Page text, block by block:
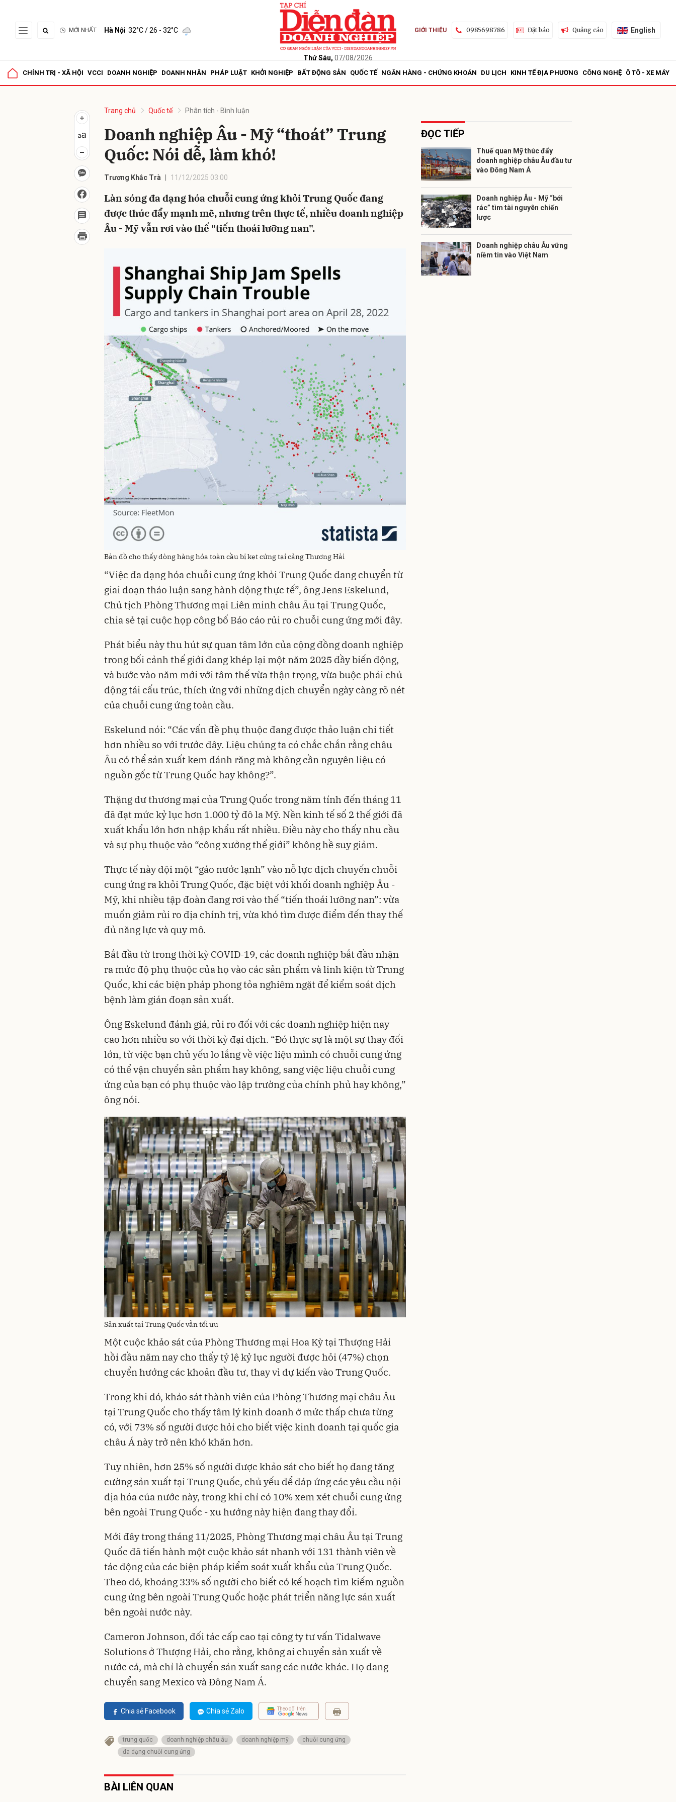
MỚI NHẤT Hà Nội 32°C/ 26 - 32°C
Thứ Sáu, 07/08/2026
GIỚI THIỆU 0985698786 Đặt báo Quảng cáo English
CHÍNH TRỊ - XÃ HỘI VCCI DOANH NGHIỆP DOANH NHÂN PHÁP LUẬT KHỞI NGHIỆP BẤT ĐỘNG SẢN QUỐC TẾ NGÂN HÀNG - CHỨNG KHOÁN DU LỊCH KINH TẾ ĐỊA PHƯƠNG CÔNG NGHỆ Ô TÔ - XE MÁY
Trang chủ Quốc tế Phân tích - Bình luận
Doanh nghiệp Âu - Mỹ “thoát” Trung
Quốc: Nói dễ, làm khó!
Trương Khắc Trà 11/12/2025 03:00
Làn sóng đa dạng hóa chuỗi cung ứng khỏi Trung Quốc đang
được thúc đẩy mạnh mẽ, nhưng trên thực tế, nhiều doanh nghiệp
Âu - Mỹ vẫn rơi vào thế "tiến thoái lưỡng nan".
Bản đồ cho thấy dòng hàng hóa toàn cầu bị kẹt cứng tại cảng Thương Hải
“Việc đa dạng hóa chuỗi cung ứng khỏi Trung Quốc đang chuyển từ
giai đoạn thảo luận sang hành động thực tế”, ông Jens Eskelund,
Chủ tịch Phòng Thương mại Liên minh châu Âu tại Trung Quốc,
chia sẻ tại cuộc họp công bố Báo cáo rủi ro chuỗi cung ứng mới đây.
Phát biểu này thu hút sự quan tâm lớn của cộng đồng doanh nghiệp
trong bối cảnh thế giới đang khép lại một năm 2025 đầy biến động,
và bước vào năm mới với tâm thế vừa thận trọng, vừa buộc phải chủ
động tái cấu trúc, thích ứng với những dịch chuyển ngày càng rõ nét
của chuỗi cung ứng toàn cầu.
Eskelund nói: “Các vấn đề phụ thuộc đang được thảo luận chi tiết
hơn nhiều so với trước đây. Liệu chúng ta có chắc chắn rằng châu
Âu có thể sản xuất kem đánh răng mà không cần nguyên liệu có
nguồn gốc từ Trung Quốc hay không?”.
Thặng dư thương mại của Trung Quốc trong năm tính đến tháng 11
đã đạt mức kỷ lục hơn 1.000 tỷ đô la Mỹ. Nền kinh tế số 2 thế giới đã
xuất khẩu lớn hơn nhập khẩu rất nhiều. Điều này cho thấy nhu cầu
và sự phụ thuộc vào “công xưởng thế giới” không hề suy giảm.
Thực tế này dội một “gáo nước lạnh” vào nỗ lực dịch chuyển chuỗi
cung ứng ra khỏi Trung Quốc, đặc biệt với khối doanh nghiệp Âu -
Mỹ, khi nhiều tập đoàn đang rơi vào thế “tiến thoái lưỡng nan”: vừa
muốn giảm rủi ro địa chính trị, vừa khó tìm được điểm đến thay thế
đủ năng lực và quy mô.
Bắt đầu từ trong thời kỳ COVID-19, các doanh nghiệp bắt đầu nhận
ra mức độ phụ thuộc của họ vào các sản phẩm và linh kiện từ Trung
Quốc, khi các biện pháp phong tỏa nghiêm ngặt để kiểm soát dịch
bệnh làm gián đoạn sản xuất.
Ông Eskelund đánh giá, rủi ro đối với các doanh nghiệp hiện nay
cao hơn nhiều so với thời kỳ đại dịch. “Đó thực sự là một sự thay đổi
lớn, từ việc bạn chủ yếu lo lắng về việc liệu mình có chuỗi cung ứng
có thể vận chuyển sản phẩm hay không, sang việc liệu chuỗi cung
ứng của bạn có phụ thuộc vào lập trường của chính phủ hay không,”
ông nói.
Sản xuất tại Trung Quốc vẫn tối ưu
Một cuộc khảo sát của Phòng Thương mại Hoa Kỳ tại Thượng Hải
hồi đầu năm nay cho thấy tỷ lệ kỷ lục người được hỏi (47%) chọn
chuyển hướng các khoản đầu tư, thay vì dự kiến ​​vào Trung Quốc.
Trong khi đó, khảo sát thành viên của Phòng Thương mại châu Âu
tại Trung Quốc cho thấy tâm lý kinh doanh ở mức thấp chưa từng
có, với 73% số người được hỏi cho biết việc kinh doanh tại quốc gia
châu Á này trở nên khó khăn hơn.
Tuy nhiên, hơn 25% số người được khảo sát cho biết họ đang tăng
cường sản xuất tại Trung Quốc, chủ yếu để đáp ứng các yêu cầu nội
địa hóa của nước này, trong khi chỉ có 10% xem xét chuỗi cung ứng
bên ngoài Trung Quốc - xu hướng này hiện đang thay đổi.
Mới đây trong tháng 11/2025, Phòng Thương mại châu Âu tại Trung
Quốc đã tiến hành một cuộc khảo sát nhanh với 131 thành viên về
tác động của các biện pháp kiểm soát xuất khẩu của Trung Quốc.
Theo đó, khoảng 33% số người cho biết có kế hoạch tìm kiếm nguồn
cung ứng bên ngoài Trung Quốc hoặc phát triển năng lực sản xuất
bên ngoài nước này.
Cameron Johnson, đối tác cấp cao tại công ty tư vấn Tidalwave
Solutions ở Thượng Hải, cho rằng, không ai chuyển sản xuất về
nước cả, mà chỉ là chuyển sản xuất sang các nước khác. Họ đang
chuyển sang Mexico và Đông Nam Á.
Chia sẻ Facebook Chia sẻ Zalo Theo dõi trên
trung quốc doanh nghiệp châu âu doanh nghiệp mỹ
chuỗi cung ứng
đa dạng chuỗi cung ứng
BÀI LIÊN QUAN
ĐỌC TIẾP
Thuế quan Mỹ thúc đẩy
doanh nghiệp châu Âu đầu tư
vào Đông Nam Á
Doanh nghiệp Âu - Mỹ “bới
rác” tìm tài nguyên chiến
lược
Doanh nghiệp châu Âu vững
niềm tin vào Việt Nam
Gửi